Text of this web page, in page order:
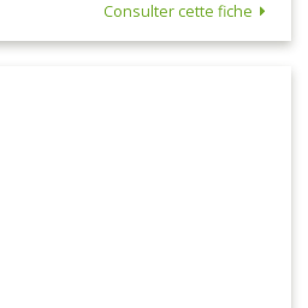
Consulter cette fiche